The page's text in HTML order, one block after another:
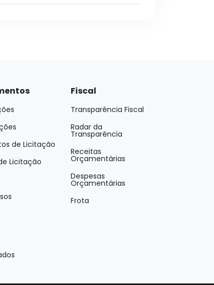
de Licitação
Licitação
Fiscal
Transparência Fiscal
Radar da
Transparência
Receitas
Orçamentárias
Despesas
Orçamentárias
Frota